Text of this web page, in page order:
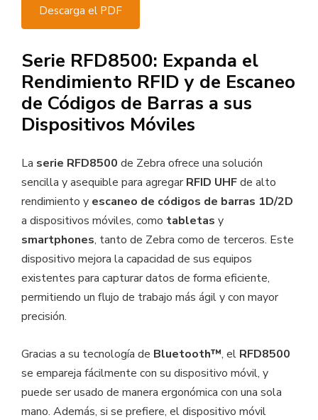
Descarga el PDF
Serie RFD8500: Expanda el
Rendimiento RFID y de Escaneo
de Códigos de Barras a sus
Dispositivos Móviles
La serie RFD8500 de Zebra ofrece una solución
sencilla y asequible para agregarRFID UHFde alto
rendimiento y escaneo de códigos de barras 1D/2D
a dispositivos móviles, como tabletas y
smartphones, tanto de Zebra como de terceros. Este
dispositivo mejora la capacidad de sus equipos
existentes para capturar datos de forma eficiente,
permitiendo un flujo de trabajo más ágil y con mayor
precisión.
Gracias a su tecnología de Bluetooth™, el RFD8500
se empareja fácilmente con su dispositivo móvil, y
puede ser usado de manera ergonómica con una sola
mano. Además, si se prefiere, el dispositivo móvil